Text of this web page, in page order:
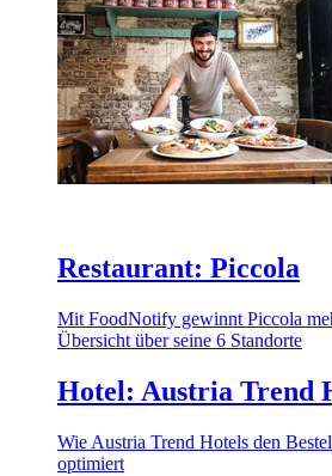
Restaurant: Piccola
Mit FoodNotify gewinnt Piccola
Übersicht über seine 6 Standorte
Hotel: Austria Trend
Wie Austria Trend Hotels den
optimiert